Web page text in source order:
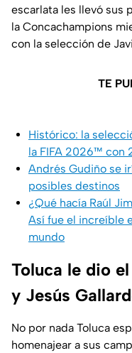
escarlata les llevó sus
la Concachampions
con la selección de
TE
Histórico: la
la FIFA 2026™ con
Andrés Gudiño se
posibles destinos
¿Qué hacía Raúl
Así fue el increíble
mundo
Toluca le dio
y Jesús
No por nada Toluca
homenajear a sus